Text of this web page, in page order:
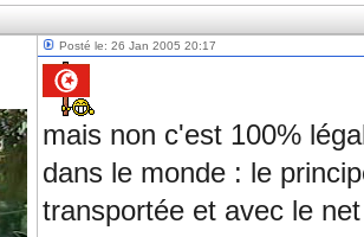
Posté le: 26 Jan 2005 20:17
mais non c'est 100%
dans le monde : le
transportée et avec le